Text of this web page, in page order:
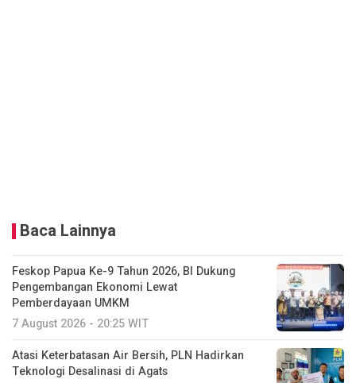
Baca Lainnya
Feskop Papua Ke-9 Tahun 2026, BI Dukung
Pengembangan Ekonomi Lewat
Pemberdayaan UMKM
7 August 2026 - 20:25 WIT
Atasi Keterbatasan Air Bersih, PLN Hadirkan
Teknologi Desalinasi di Agats